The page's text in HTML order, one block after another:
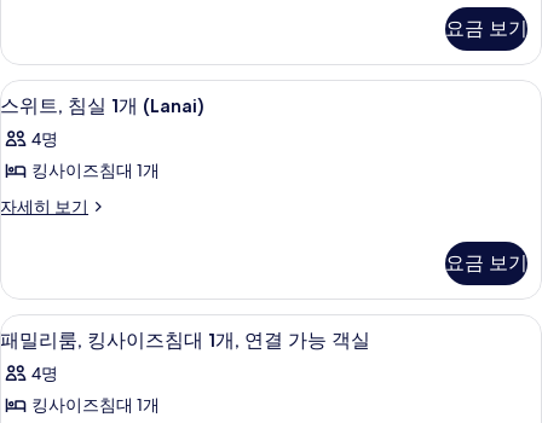
기
사
진
모
두
보
기
세
히
보
기
대
개
및
소
파
수
영
장
전
즈
침
대
개
및
파
영
장
전
망
자
세
요금 보기
스
위
트,
침
실
개
(Lanai)
사
진
모
고급 침구, 객실 내 금고, 책상, 노트북
8
스위트, 침실 1개 (Lanai)
4명
킹사이즈침대 1개
자세히 보기
스
실
개
(Lanai)
자
세
요금 보기
패
밀
리
패밀리룸, 킹사이즈침대 1개, 연결 가
5
패밀리룸, 킹사이즈침대 1개, 연결 가능 객실
4명
킹사이즈침대 1개